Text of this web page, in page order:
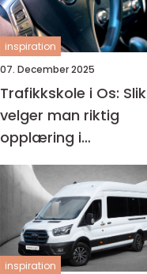
inspiration
07. December 2025
Trafikkskole i Os: Slik
velger man riktig
opplæring i
Bjørnafjorden
inspiration